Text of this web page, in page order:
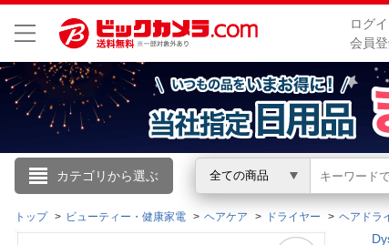
ログ
会員
カテゴリから選ぶ 全ての商品
こんにちは
ログイン
トップ ビューティー・健康家電 ヘアケア ドライヤー ヘアドラ